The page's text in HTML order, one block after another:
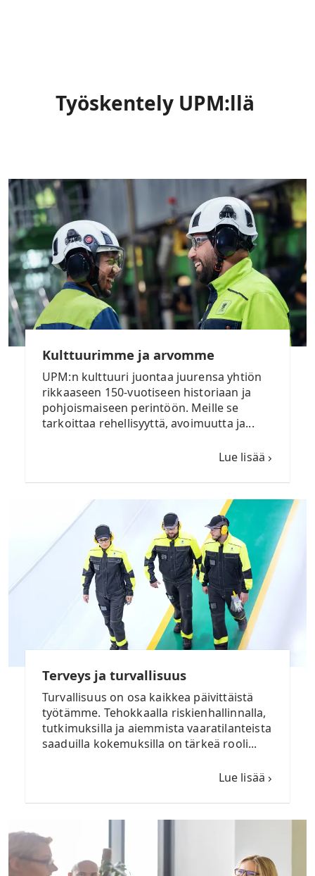
Työskentely UPM:llä
Kulttuurimme ja arvomme
UPM:n kulttuuri juontaa juurensa yhtiön
rikkaaseen 150-vuotiseen historiaan ja
pohjoismaiseen perintöön. Meille se
tarkoittaa rehellisyyttä, avoimuutta ja...
Lue lisää
Terveys ja turvallisuus
Turvallisuus on osa kaikkea päivittäistä
työtämme. Tehokkaalla riskienhallinnalla,
tutkimuksilla ja aiemmista vaaratilanteista
saaduilla kokemuksilla on tärkeä rooli...
Lue lisää